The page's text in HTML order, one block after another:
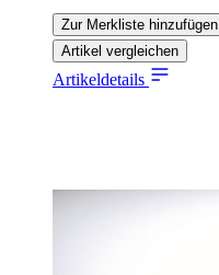
Zur Merkliste hinzufügen
Artikel vergleichen
Artikeldetails